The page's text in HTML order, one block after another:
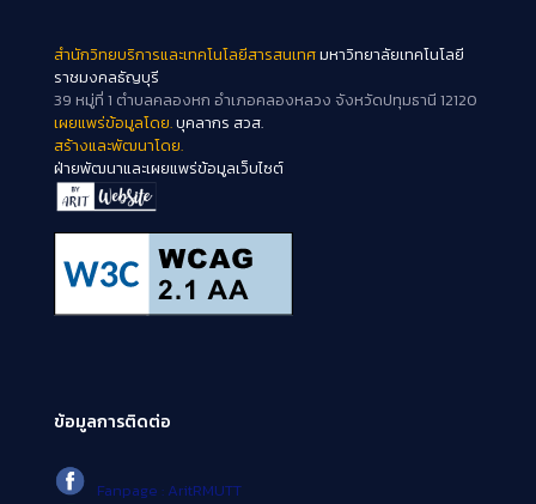
สำนักวิทยบริการและเทคโนโลยีสารสนเทศมหาวิทยาลัยเทคโนโลยี
ราชมงคลธัญบุรี
39 หมู่ที่ 1 ตำบลคลองหก อำเภอคลองหลวง จังหวัดปทุมธานี 12120
เผยแพร่ข้อมูลโดย.บุคลากร สวส.
สร้างและพัฒนาโดย.
ฝ่ายพัฒนาและเผยแพร่ข้อมูลเว็บไซต์
ข้อมูลการติดต่อ
Fanpage : AritRMUTT